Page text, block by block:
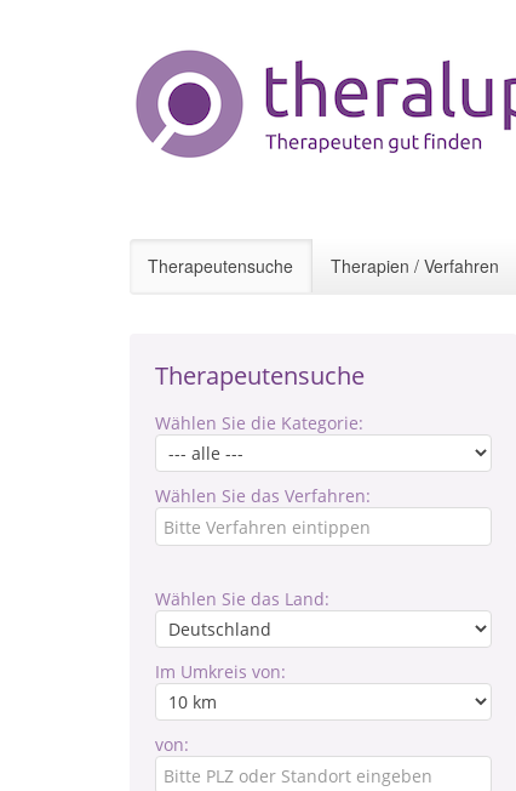
Therapeutensuche Therapien / Verfahren
Therapeutensuche
Wählen Sie die Kategorie:
Wählen Sie das Verfahren:
Wählen Sie das Land:
Im Umkreis von:
von: